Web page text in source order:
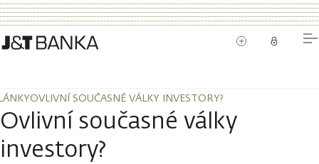
OVLIVNÍ SOUČASNÉ VÁLKY INVESTORY?
OVLIVNÍ SOUČASNÉ VÁLKY INVESTORY?
Ovlivní současné války
investory?